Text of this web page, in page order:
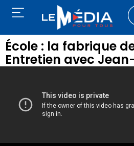
École : la fabrique
Entretien avec